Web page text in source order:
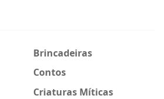
Brincadeiras
Contos
Criaturas Míticas